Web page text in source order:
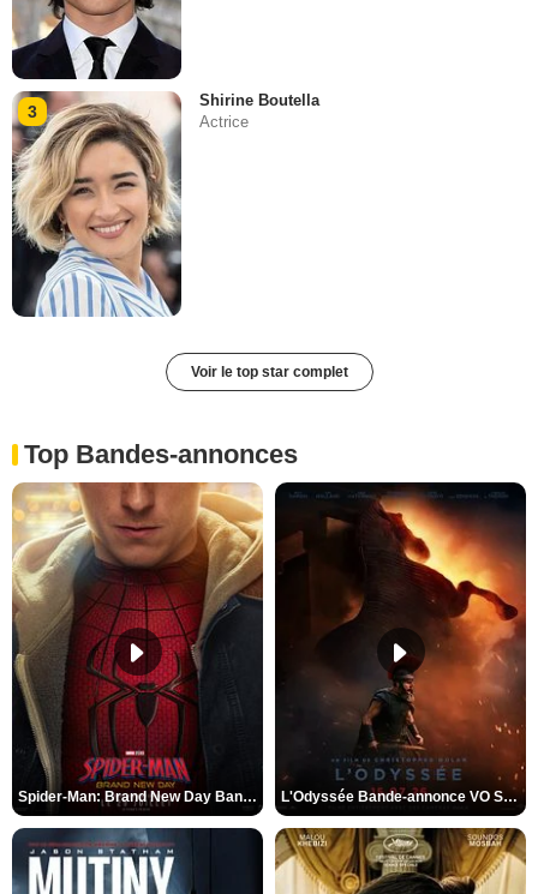
3
Shirine Boutella
Actrice
Voir le top star complet
Top Bandes-annonces
Spider-Man: Brand New Day Bande-annonce VO STFR L'Odyssée Bande-annonce VO STFR